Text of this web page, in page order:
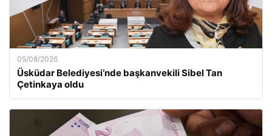
05/08/2026
Üsküdar Belediyesi’nde başkanvekili Sibel Tan
Çetinkaya oldu